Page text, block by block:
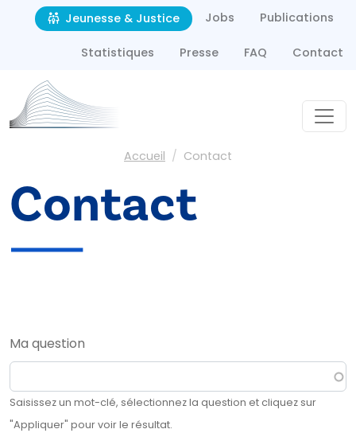
Aller au contenu principal
Second navigation
Jeunesse & Justice Jobs Publications
Statistiques Presse FAQ Contact
Fil d'Ariane
Accueil Contact
Contact
Ma question
Saisissez un mot-clé, sélectionnez la question et cliquez sur
"Appliquer" pour voir le résultat.